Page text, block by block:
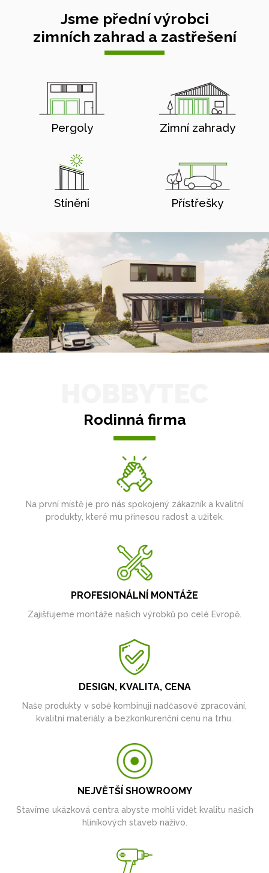
Jsme přední výrobci
zimních zahrad a zastřešení
Pergoly Zimní zahrady
Stínění Přístřešky
Rodinná firma
Na první místě je pro nás spokojený zákazník a kvalitní
produkty, které mu přinesou radost a užitek.
PROFESIONÁLNÍ MONTÁŽE
Zajišťujeme montáže našich výrobků po celé Evropě.
DESIGN, KVALITA, CENA
Naše produkty v sobě kombinují nadčasové zpracování,
kvalitní materiály a bezkonkurenční cenu na trhu.
NEJVĚTŠÍ SHOWROOMY
Stavíme ukázková centra abyste mohli vidět kvalitu našich
hliníkových staveb naživo.